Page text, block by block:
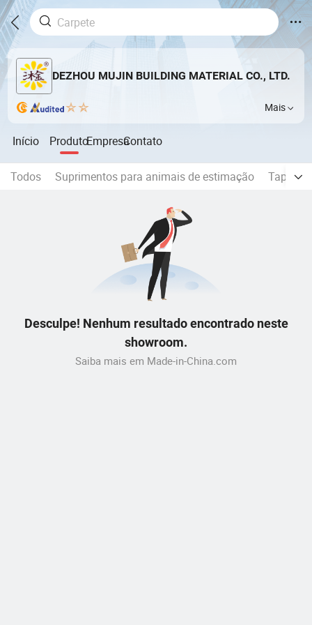
DEZHOU MUJIN BUILDING MATERIAL CO., LTD.
Mais
Início ProdutoEmpresaContato
Todos Suprimentos para animais de estimação Tapete
Desculpe! Nenhum resultado encontrado neste
showroom.
Saiba mais em Made-in-China.com